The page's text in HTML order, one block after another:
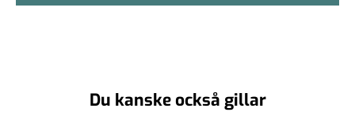
Du kanske också gillar